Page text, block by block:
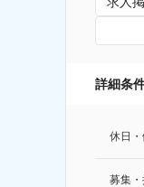
詳細条
休日
募集